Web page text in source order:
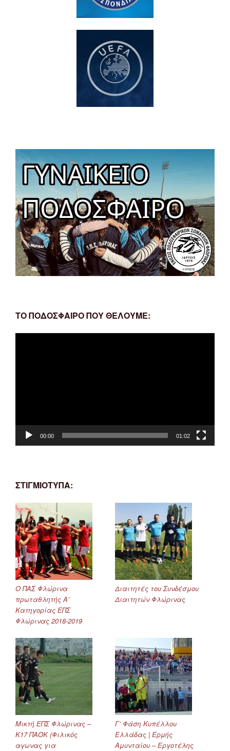
ΤΟ ΠΟΔΟΣΦΑΙΡΟ ΠΟΥ ΘΕΛΟΥΜΕ:
00:00 01:02
ΣΤΙΓΜΙΟΤΥΠΑ:
Ο ΠΑΣ Φλώρινα
πρωταθλητής Α’
Κατηγορίας ΕΠΣ
Φλώρινας 2018-2019
Διαιτητές του Συνδέσμου
Διαιτητών Φλώρινας
Μικτή ΕΠΣ Φλώρινας –
Κ17 ΠΑΟΚ (Φιλικός
αγωνας για
Γ’ Φάση Κυπέλλου
Ελλάδας | Ερμής
Αμυνταίου – Εργοτέλης